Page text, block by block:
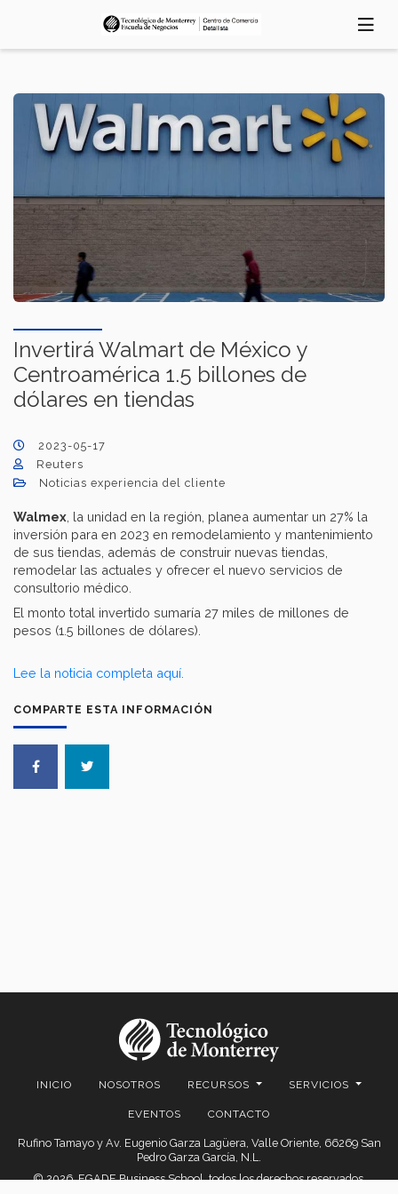
COMPARTE ESTA INFORMACIÓN
Invertirá Walmart de México y
Centroamérica 1.5 billones de
dólares en tiendas
2023-05-17
Reuters
Noticias experiencia del cliente
Walmex , la unidad en la región, planea aumentar un 27% la
inversión para en 2023 en remodelamiento y mantenimiento
de sus tiendas, además de construir nuevas tiendas,
remodelar las actuales y ofrecer el nuevo servicios de
consultorio médico.
El monto total invertido sumaría 27 miles de millones de
pesos (1.5 billones de dólares).
Lee la noticia completa aquí.
INICIO NOSOTROS RECURSOS SERVICIOS
EVENTOS CONTACTO
Rufino Tamayo y Av. Eugenio Garza Lagüera, Valle Oriente, 66269 San
Pedro Garza García, N.L.
© 2026. EGADE Business School, todos los derechos reservados.